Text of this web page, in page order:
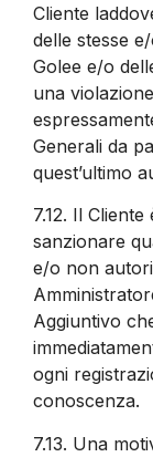
Cliente
delle stesse
Golee e/o
una
Generali da
quest’ultimo
7.12. Il Cliente
sanzionare
e/o non
Aggiuntivo
ogni
conoscenza.
7.13. Una